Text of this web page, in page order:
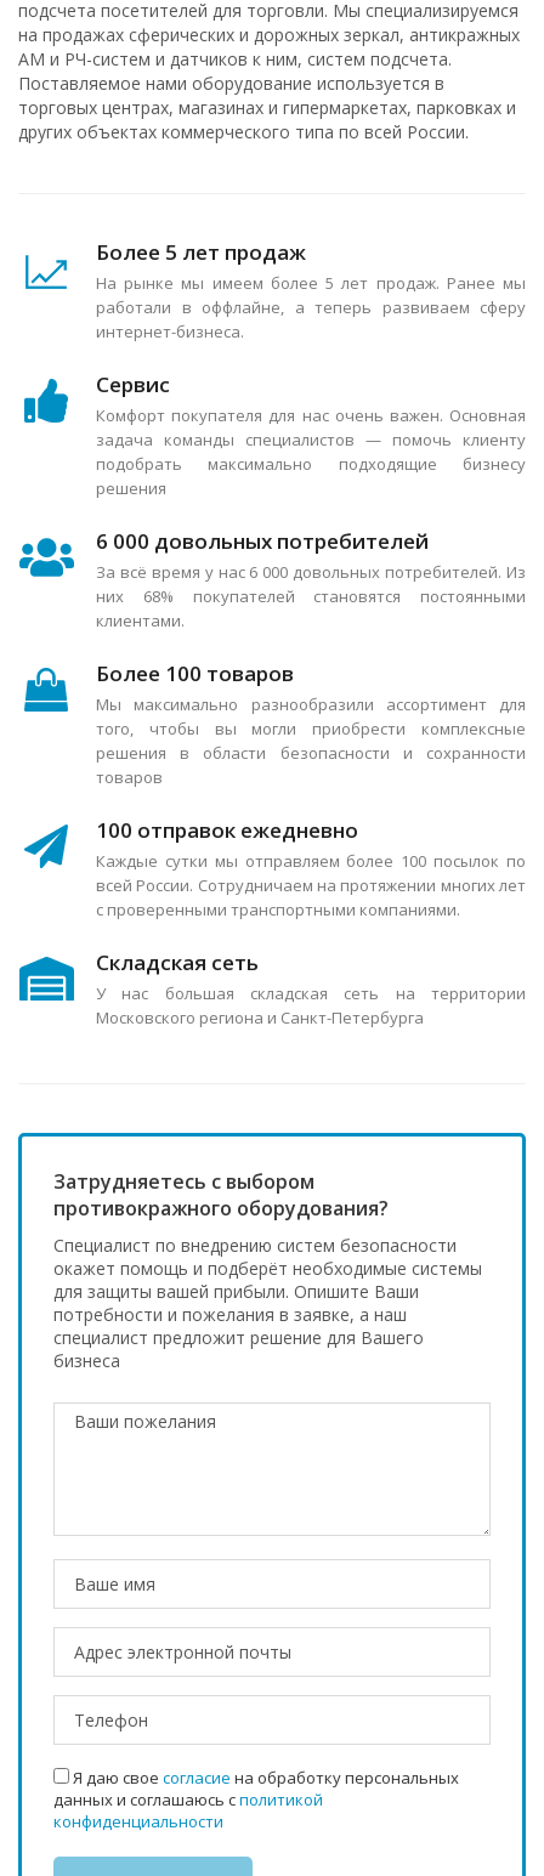
подсчета посетителей для торговли. Мы специализируемся
на продажах сферических и дорожных зеркал, антикражных
АМ и РЧ-систем и датчиков к ним, систем подсчета.
Поставляемое нами оборудование используется в
торговых центрах, магазинах и гипермаркетах, парковках и
других объектах коммерческого типа по всей России.
Более 5 лет продаж
На рынке мы имеем более 5 лет продаж. Ранее мы
работали в оффлайне, а теперь развиваем сферу
интернет-бизнеса.
Сервис
Комфорт покупателя для нас очень важен. Основная
задача команды специалистов — помочь клиенту
подобрать максимально подходящие бизнесу
решения
6 000 довольных потребителей
За всё время у нас 6 000 довольных потребителей. Из
них 68% покупателей становятся постоянными
клиентами.
Более 100 товаров
Мы максимально разнообразили ассортимент для
того, чтобы вы могли приобрести комплексные
решения в области безопасности и сохранности
товаров
100 отправок ежедневно
Каждые сутки мы отправляем более 100 посылок по
всей России. Сотрудничаем на протяжении многих лет
с проверенными транспортными компаниями.
Складская сеть
У нас большая складская сеть на территории
Московского региона и Санкт-Петербурга
Затрудняетесь с выбором
противокражного оборудования?
Специалист по внедрению систем безопасности
окажет помощь и подберёт необходимые системы
для защиты вашей прибыли. Опишите Ваши
потребности и пожелания в заявке, а наш
специалист предложит решение для Вашего
бизнеса
Я даю свое согласие на обработку персональных
данных и соглашаюсь сполитикой
конфиденциальности